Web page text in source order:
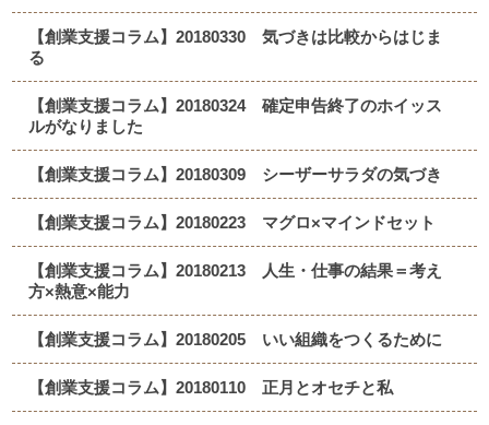
【創業支援コラム】20180330 気づきは比較からはじま
る
【創業支援コラム】20180324 確定申告終了のホイッス
ルがなりました
【創業支援コラム】20180309 シーザーサラダの気づき
【創業支援コラム】20180223 マグロ×マインドセット
【創業支援コラム】20180213 人生・仕事の結果＝考え
方×熱意×能力
【創業支援コラム】20180205 いい組織をつくるために
【創業支援コラム】20180110 正月とオセチと私